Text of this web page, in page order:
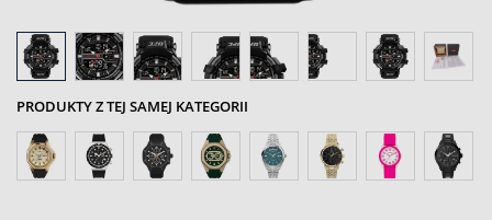
PRODUKTY Z TEJ SAMEJ KATEGORII